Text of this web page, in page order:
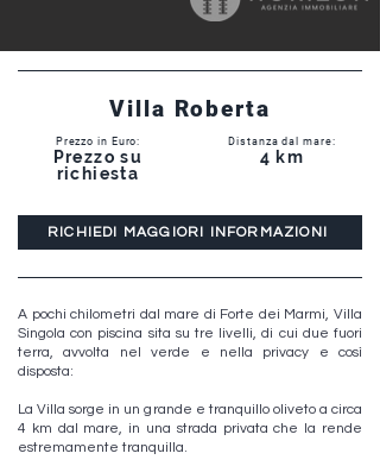
Villa Roberta
Prezzo in Euro:
Prezzo su
richiesta
Distanza dal mare:
4 km
RICHIEDI MAGGIORI INFORMAZIONI
A pochi chilometri dal mare di Forte dei Marmi, Villa
Singola con piscina sita su tre livelli, di cui due fuori
terra, avvolta nel verde e nella privacy e così
disposta:
La Villa sorge in un grande e tranquillo oliveto a circa
4 km dal mare, in una strada privata che la rende
estremamente tranquilla.